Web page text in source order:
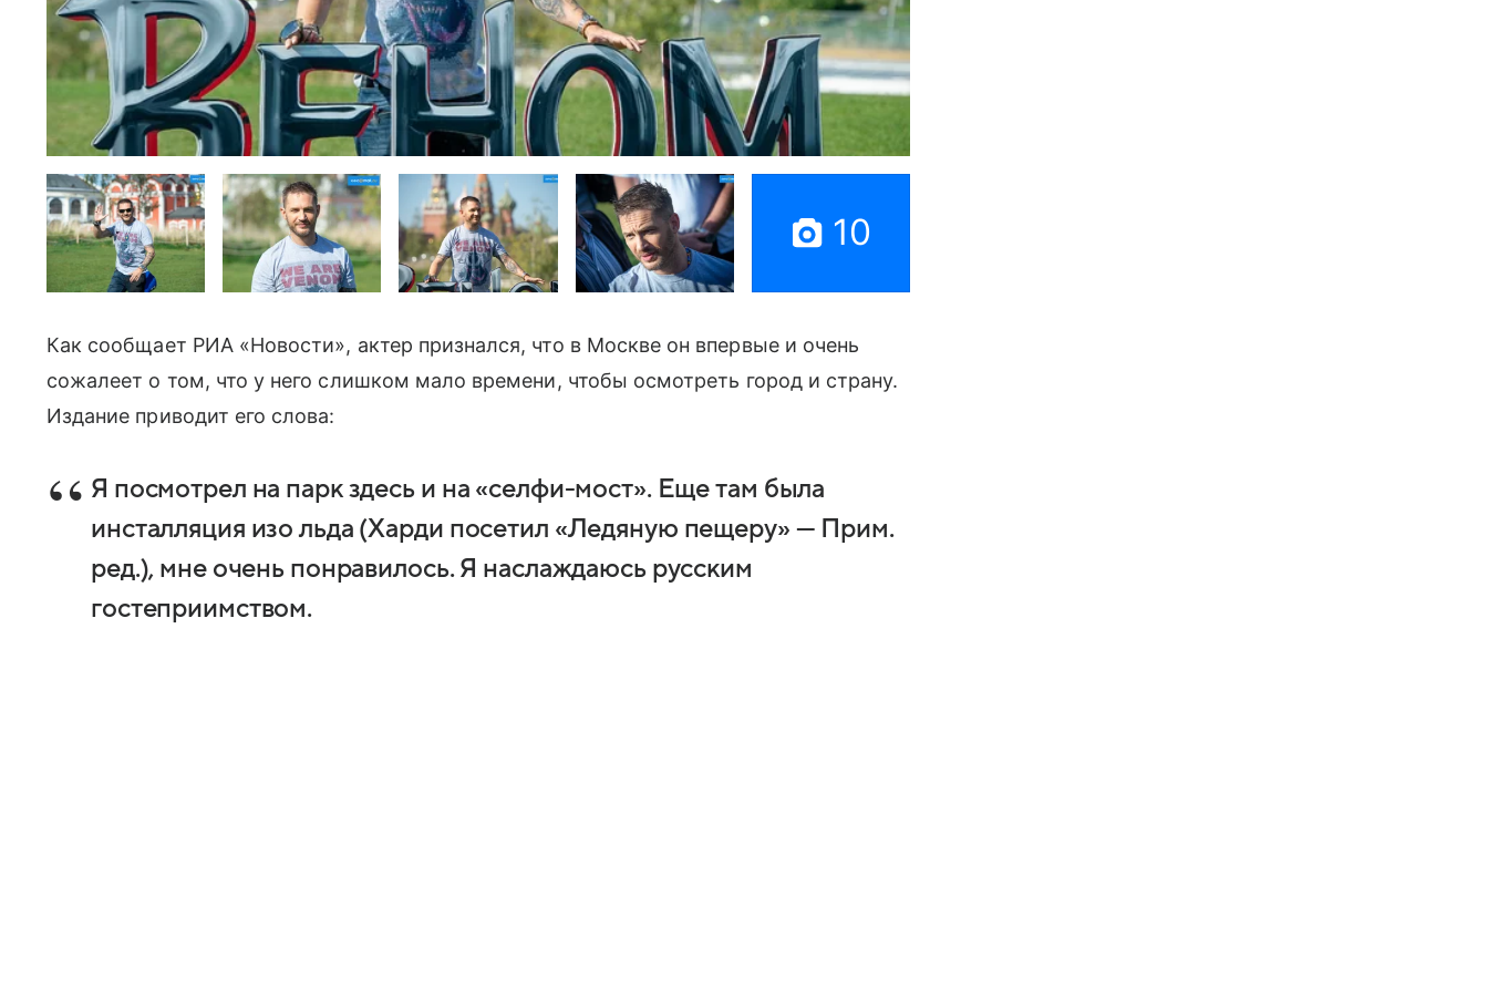
10
Как сообщает РИА «Новости», актер признался, что в Москве он впервые и очень
сожалеет о том, что у него слишком мало времени, чтобы осмотреть город и страну.
Издание приводит его слова:
Я посмотрел на парк здесь и на «селфи-мост». Еще там была
инсталляция изо льда (Харди посетил «Ледяную пещеру» — Прим.
ред.), мне очень понравилось. Я наслаждаюсь русским
гостеприимством.